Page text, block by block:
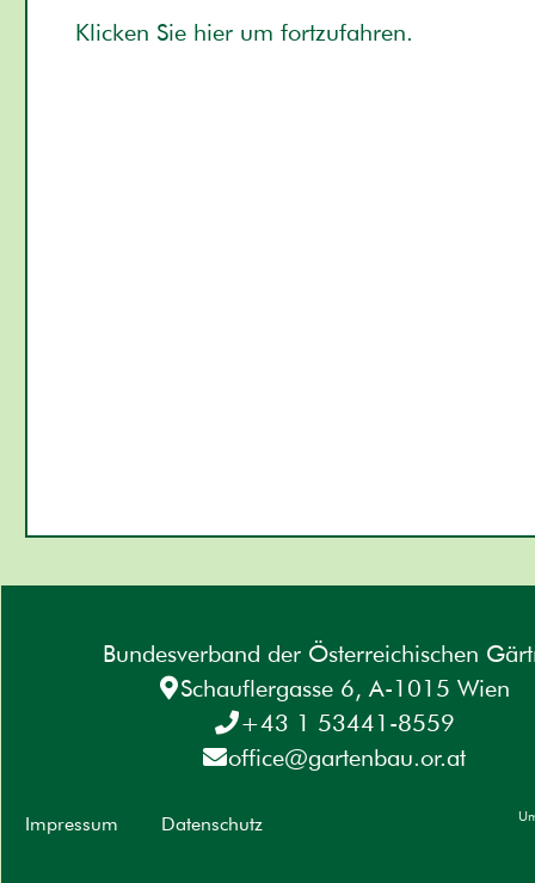
Klicken Sie hier um fortzufahren.
Bundesverband der Österreichischen
Schauflergasse 6, A-1015 Wien
+43 1 53441-8559
office@gartenbau.or.at
Impressum Datenschutz